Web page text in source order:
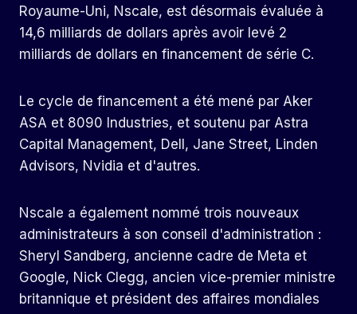
Royaume-Uni, Nscale, est désormais évaluée à
14,6 milliards de dollars après avoir levé 2
milliards de dollars en financement de série C.
Le cycle de financement a été mené par Aker
ASA et 8090 Industries, et soutenu par Astra
Capital Management, Dell, Jane Street, Linden
Advisors, Nvidia et d'autres.
Nscale a également nommé trois nouveaux
administrateurs à son conseil d'administration :
Sheryl Sandberg, ancienne cadre de Meta et
Google, Nick Clegg, ancien vice-premier ministre
britannique et président des affaires mondiales